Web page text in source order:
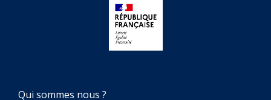
NAVIGATION
Qui sommes nous ?